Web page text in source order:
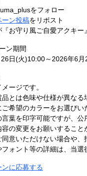
をフォロー
ーン投稿をリポスト
『お守り風ご自愛アクキ
ン期間
日(火)10:00～2026年6
ージです。
とは色味や仕様が異なる
希望のカラーをお選びい
葉を印字可能ですが、公
の変更をお願いすること
意いただけない場合や、
ォント等の詳細は、当選
ンに応募する